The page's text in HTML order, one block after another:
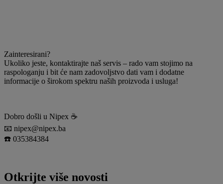
Zainteresirani?
Ukoliko jeste, kontaktirajte naš servis – rado vam stojimo na
raspologanju i bit će nam zadovoljstvo dati vam i dodatne
informacije o širokom spektru naših proizvoda i usluga!
Dobro došli u Nipex ☕️
📧 nipex@nipex.ba
☎️ 035384384
Otkrijte više novosti